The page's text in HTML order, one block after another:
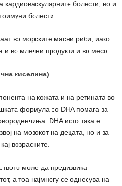
кардиоваскуларните болести, но и
болести.
во морските масни риби, иако
и во млечни продукти и во месо.
киселина)
на кожата и на ретината во
формула со DHA помага за
DHA исто така е
на мозокот на децата, но и за
возрасните.
може да предизвика
а тоа најмногу се однесува на